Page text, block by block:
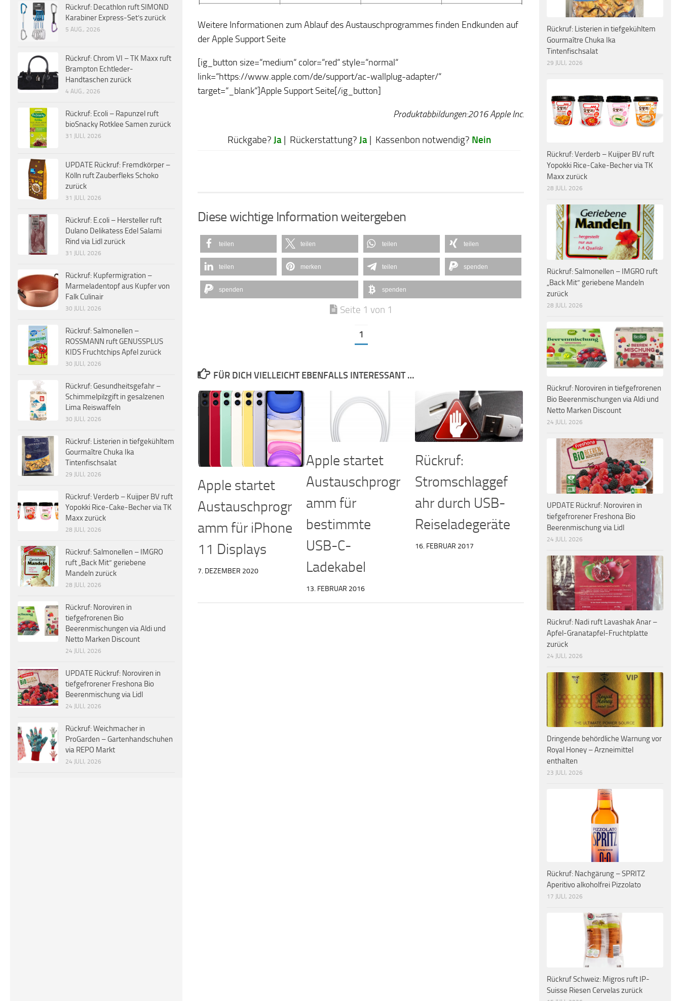
Weitere Informationen zum Ablauf des Austauschprogrammes finden Endkunden auf
der Apple Support Seite
[ig_button size=“medium“ color=“red“ style=“normal“
link=“https://www.apple.com/de/support/ac-wallplug-adapter/“
target=“_blank“]Apple Support Seite[/ig_button]
Produktabbildungen:2016 Apple Inc.
Rückgabe? Ja | Rückerstattung? Ja | Kassenbon notwendig? Nein
Diese wichtige Information weitergeben
teilen teilen teilen teilen
teilen merken teilen spenden
spenden spenden
Seite 1 von 1
1
FÜR DICH VIELLEICHT EBENFALLS INTERESSANT …
Apple startet
Austauschprogr
amm für iPhone
11 Displays
7. DEZEMBER 2020
Apple startet
Austauschprogr
amm für
bestimmte
USB-C-
Ladekabel
13. FEBRUAR 2016
Rückruf:
Stromschlaggef
ahr durch USB-
Reiseladegeräte
16. FEBRUAR 2017
Rückruf: Decathlon ruft SIMOND
Karabiner Express-Set’s zurück
5 AUG., 2026
Rückruf: Chrom VI – TK Maxx ruft
Brampton Echtleder-
Handtaschen zurück
4 AUG., 2026
Rückruf: Ecoli – Rapunzel ruft
bioSnacky Rotklee Samen zurück
31 JULI, 2026
UPDATE Rückruf: Fremdkörper –
Kölln ruft Zauberfleks Schoko
zurück
31 JULI, 2026
Rückruf: E.coli – Hersteller ruft
Dulano Delikatess Edel Salami
Rind via Lidl zurück
31 JULI, 2026
Rückruf: Kupfermigration –
Marmeladentopf aus Kupfer von
Falk Culinair
30 JULI, 2026
Rückruf: Salmonellen –
ROSSMANN ruft GENUSSPLUS
KIDS Fruchtchips Apfel zurück
30 JULI, 2026
Rückruf: Gesundheitsgefahr –
Schimmelpilzgift in gesalzenen
Lima Reiswaffeln
30 JULI, 2026
Rückruf: Listerien in tiefgekühltem
Gourmaître Chuka Ika
Tintenfischsalat
29 JULI, 2026
Rückruf: Verderb – Kuijper BV ruft
Yopokki Rice-Cake-Becher via TK
Maxx zurück
28 JULI, 2026
Rückruf: Salmonellen – IMGRO
ruft „Back Mit“ geriebene
Mandeln zurück
28 JULI, 2026
Rückruf: Noroviren in
tiefgefrorenen Bio
Beerenmischungen via Aldi und
Netto Marken Discount
24 JULI, 2026
UPDATE Rückruf: Noroviren in
tiefgefrorener Freshona Bio
Beerenmischung via Lidl
24 JULI, 2026
Rückruf: Weichmacher in
ProGarden – Gartenhandschuhen
via REPO Markt
24 JULI, 2026
Rückruf: Listerien in tiefgekühltem
Gourmaître Chuka Ika
Tintenfischsalat
29 JULI, 2026
Rückruf: Verderb – Kuijper BV ruft
Yopokki Rice-Cake-Becher via TK
Maxx zurück
28 JULI, 2026
Rückruf: Salmonellen – IMGRO ruft
„Back Mit“ geriebene Mandeln
zurück
28 JULI, 2026
Rückruf: Noroviren in tiefgefrorenen
Bio Beerenmischungen via Aldi und
Netto Marken Discount
24 JULI, 2026
UPDATE Rückruf: Noroviren in
tiefgefrorener Freshona Bio
Beerenmischung via Lidl
24 JULI, 2026
Rückruf: Nadi ruft Lavashak Anar –
Apfel-Granatapfel-Fruchtplatte
zurück
24 JULI, 2026
Dringende behördliche Warnung vor
Royal Honey – Arzneimittel
enthalten
23 JULI, 2026
Rückruf: Nachgärung – SPRITZ
Aperitivo alkoholfrei Pizzolato
17 JULI, 2026
Rückruf Schweiz: Migros ruft IP-
Suisse Riesen Cervelas zurück